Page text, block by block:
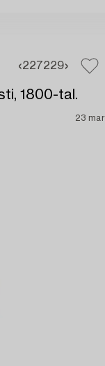
227229
1800-tal.
23 mar